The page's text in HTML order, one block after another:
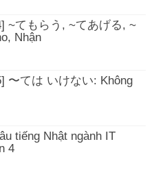
~てもらう, ~てあげる, ~
Nhận
〜ては いけない: Không
tiếng Nhật ngành IT
4